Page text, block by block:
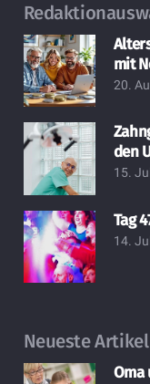
mit
20.
den
15.
Tag
14.
Neueste Artikel
Oma